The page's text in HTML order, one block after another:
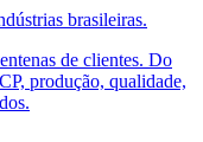
brasileiras.
de clientes. Do
produção, qualidade,